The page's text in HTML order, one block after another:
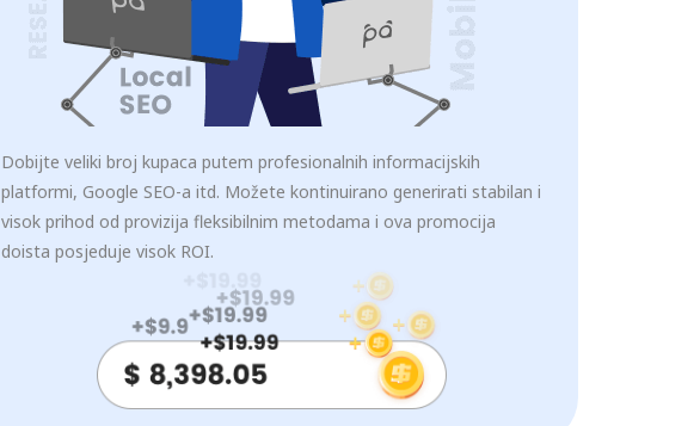
Dobijte veliki broj kupaca putem profesionalnih informacijskih
platformi, Google SEO-a itd. Možete kontinuirano generirati stabilan i
visok prihod od provizija fleksibilnim metodama i ova promocija
doista posjeduje visok ROI.